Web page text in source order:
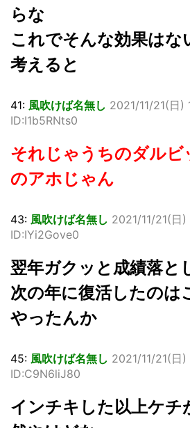
らな
これでそんな効果はな
考えると
41: 風吹けば名無し 2021/11/21(日)
ID:I1b5RNts0
それじゃうちのダルビ
のアホじゃん
43: 風吹けば名無し 2021/11/21(日
ID:IYi2Gove0
翌年ガクッと成績落と
次の年に復活したのは
やったんか
45: 風吹けば名無し 2021/11/21(日)
ID:C9N6liJ80
インチキした以上ケチ